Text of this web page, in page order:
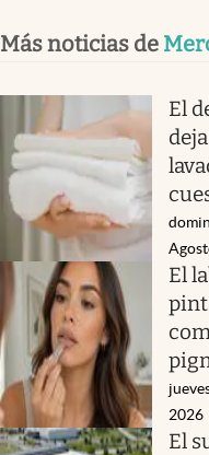
Más noticias de
El
El
2026
El